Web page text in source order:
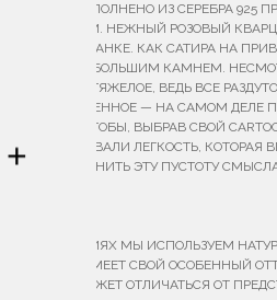
+
КОЛЬЦО ВЫПОЛНЕНО ИЗ СЕРЕБРА 925
ПОКРЫТИЕМ. НЕЖНЫЙ РОЗОВЫЙ
ОСОБОЙ ОГРАНКЕ. КАК САТИРА НА
ПЕРСТНЯ С БОЛЬШИМ КАМНЕМ.
УМЕРЕННО ТЯЖЕЛОЕ, ВЕДЬ ВСЕ
ВЕЛИЧЕСТВЕННОЕ — НА САМОМ ДЕЛЕ
ХОЧЕТСЯ, ЧТОБЫ, ВЫБРАВ СВОЙ
ПОЧУВСТВОВАЛИ ЛЕГКОСТЬ, КОТОРАЯ
ВАМ НАПОЛНИТЬ ЭТУ ПУСТОТУ
В УКРАШЕНИЯХ МЫ ИСПОЛЬЗУЕМ
КОТОРЫХ ИМЕЕТ СВОЙ ОСОБЕННЫЙ
ИХ ЦВЕТ МОЖЕТ ОТЛИЧАТЬСЯ ОТ